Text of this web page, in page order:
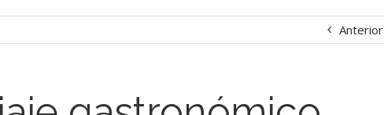
Anterior